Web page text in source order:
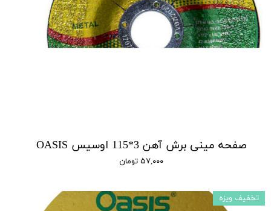
صفحه مینی برش آهن 3*115 اوسیس OASIS
۵۷,۰۰۰ تومان
تخفیف ویزه